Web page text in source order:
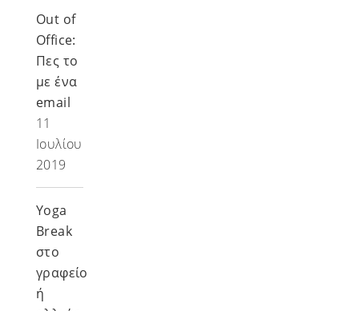
Out of
Office:
Πες το
με ένα
email
11
Ιουλίου
2019
Υoga
Break
στο
γραφείο
ή